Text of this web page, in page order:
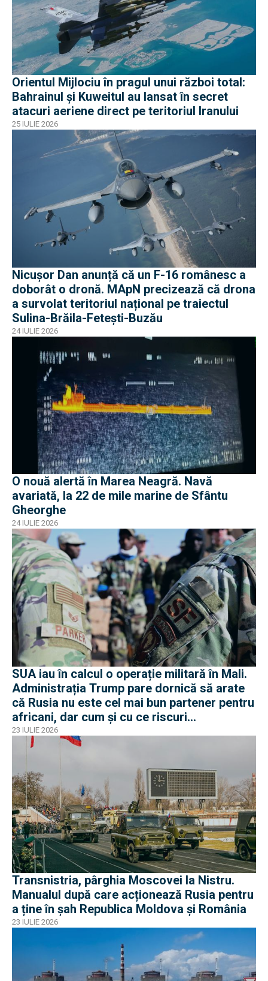
Orientul Mijlociu în pragul unui război total:
Bahrainul și Kuweitul au lansat în secret
atacuri aeriene direct pe teritoriul Iranului
25 IULIE 2026
Nicușor Dan anunță că un F-16 românesc a
doborât o dronă. MApN precizează că drona
a survolat teritoriul național pe traiectul
Sulina-Brăila-Fetești-Buzău
24 IULIE 2026
O nouă alertă în Marea Neagră. Navă
avariată, la 22 de mile marine de Sfântu
Gheorghe
24 IULIE 2026
SUA iau în calcul o operație militară în Mali.
Administrația Trump pare dornică să arate
că Rusia nu este cel mai bun partener pentru
africani, dar cum și cu ce riscuri
operaționale?
23 IULIE 2026
Transnistria, pârghia Moscovei la Nistru.
Manualul după care acționează Rusia pentru
a ține în șah Republica Moldova și România
23 IULIE 2026